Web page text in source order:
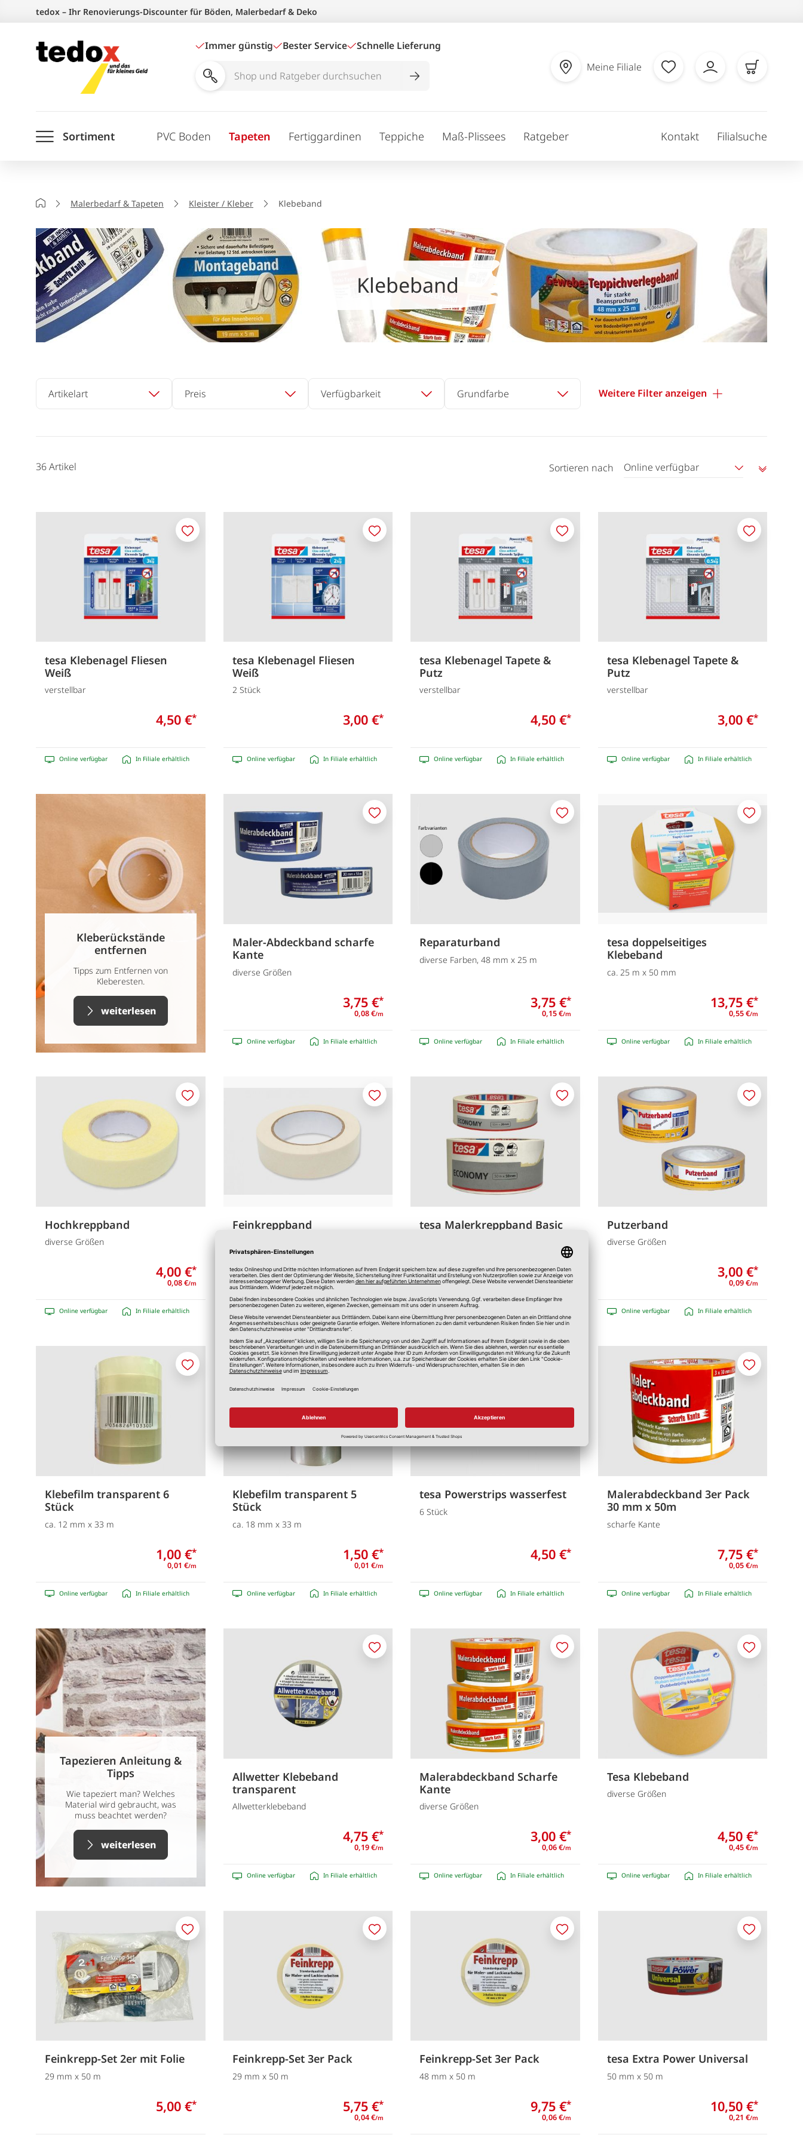
springen
tedox – Ihr Renovierungs-Discounter für Böden, Malerbedarf & Deko
Immer günstig Bester Service Schnelle Lieferung
Shop
durchsuchen
Meine Filiale
Sortiment PVC Boden Tapeten Fertiggardinen Teppiche Maß-Plissees Ratgeber Kontakt Filialsuche
StartseiteMalerbedarf & Tapeten Kleister / Kleber Klebeband
Klebeband
Artikelart Preis Verfügbarkeit Grundfarbe Weitere Filter anzeigen
36Artikel Sortieren nach Online verfügbar
tesa Klebenagel Fliesen
Weiß
verstellbar
4,50 €*
Online verfügbar In Filiale erhältlich
Merken
tesa Klebenagel Fliesen
Weiß
2 Stück
3,00 €*
Online verfügbar In Filiale erhältlich
Merken
tesa Klebenagel Tapete &
Putz
verstellbar
4,50 €*
Online verfügbar In Filiale erhältlich
Merken
tesa Klebenagel Tapete &
Putz
verstellbar
3,00 €*
Online verfügbar In Filiale erhältlich
Merken
Kleberückstände
entfernen
Tipps zum Entfernen von
Kleberesten.
weiterlesen
Maler-Abdeckband scharfe
Kante
diverse Größen
3,75 €*
0,08 €/m
Online verfügbar In Filiale erhältlich
Merken
Reparaturband
diverse Farben, 48 mm x 25 m
3,75 €*
0,15 €/m
Online verfügbar In Filiale erhältlich
Merken
tesa doppelseitiges
Klebeband
ca. 25 m x 50 mm
13,75 €*
0,55 €/m
Online verfügbar In Filiale erhältlich
Merken
Hochkreppband
diverse Größen
4,00 €*
0,08 €/m
Online verfügbar In Filiale erhältlich
Merken
Feinkreppband
2,00 €*
0,04 €/m
Online verfügbar In Filiale erhältlich
Merken
tesa Malerkreppband Basic
4,25 €*
0,08 €/m
Online verfügbar
Merken
Putzerband
diverse Größen
3,00 €*
0,09 €/m
Online verfügbar In Filiale erhältlich
Merken
Klebefilm transparent 6
Stück
ca. 12 mm x 33 m
1,00 €*
0,01 €/m
Online verfügbar In Filiale erhältlich
Merken
Klebefilm transparent 5
Stück
ca. 18 mm x 33 m
1,50 €*
0,01 €/m
Online verfügbar In Filiale erhältlich
Merken
tesa Powerstrips wasserfest
6 Stück
4,50 €*
Online verfügbar In Filiale erhältlich
Malerabdeckband 3er Pack
30 mm x 50m
scharfe Kante
7,75 €*
0,05 €/m
Online verfügbar In Filiale erhältlich
Merken
Tapezieren Anleitung &
Tipps
Wie tapeziert man? Welches
Material wird gebraucht, was
muss beachtet werden?
weiterlesen
Allwetter Klebeband
transparent
Allwetterklebeband
4,75 €*
0,19 €/m
Online verfügbar In Filiale erhältlich
Merken
Malerabdeckband Scharfe
Kante
diverse Größen
3,00 €*
0,06 €/m
Online verfügbar In Filiale erhältlich
Merken
Tesa Klebeband
diverse Größen
4,50 €*
0,45 €/m
Online verfügbar In Filiale erhältlich
Merken
Feinkrepp-Set 2er mit Folie
29 mm x 50 m
5,00 €*
Merken
Feinkrepp-Set 3er Pack
29 mm x 50 m
5,75 €*
0,04 €/m
Merken
Feinkrepp-Set 3er Pack
48 mm x 50 m
9,75 €*
0,06 €/m
Merken
tesa Extra Power Universal
50 mm x 50 m
10,50 €*
0,21 €/m
Merken